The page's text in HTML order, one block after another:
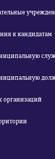
к кандидатам
организаций